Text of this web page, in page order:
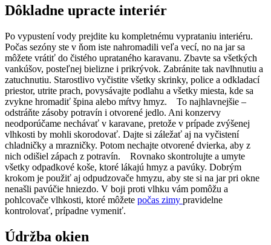
Dôkladne upracte interiér
Po vypustení vody prejdite ku kompletnému vyprataniu interiéru.
Počas sezóny ste v ňom iste nahromadili veľa vecí, no na jar sa
môžete vrátiť do čistého uprataného karavanu. Zbavte sa všetkých
vankúšov, posteľnej bielizne i prikrývok. Zabránite tak navlhnutiu a
zatuchnutiu. Starostlivo vyčistite všetky skrinky, police a odkladací
priestor, utrite prach, povysávajte podlahu a všetky miesta, kde sa
zvykne hromadiť špina alebo mŕtvy hmyz. To najhlavnejšie –
odstráňte zásoby potravín i otvorené jedlo. Ani konzervy
neodporúčame nechávať v karavane, pretože v prípade zvýšenej
vlhkosti by mohli skorodovať. Dajte si záležať aj na vyčistení
chladničky a mrazničky. Potom nechajte otvorené dvierka, aby z
nich odišiel zápach z potravín. Rovnako skontrolujte a umyte
všetky odpadkové koše, ktoré lákajú hmyz a pavúky. Dobrým
krokom je použiť aj odpudzovače hmyzu, aby ste si na jar pri okne
nenašli pavúčie hniezdo. V boji proti vlhku vám pomôžu a
pohlcovače vlhkosti, ktoré môžete počas zimy pravidelne
kontrolovať, prípadne vymeniť.
Údržba okien